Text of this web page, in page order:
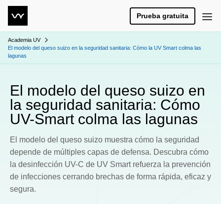
Prueba gratuita
Academia UV
El modelo del queso suizo en la seguridad sanitaria: Cómo la UV Smart colma las
lagunas
El modelo del queso suizo en
la seguridad sanitaria: Cómo
UV-Smart colma las lagunas
El modelo del queso suizo muestra cómo la seguridad
depende de múltiples capas de defensa. Descubra cómo
la desinfección UV-C de UV Smart refuerza la prevención
de infecciones cerrando brechas de forma rápida, eficaz y
segura.